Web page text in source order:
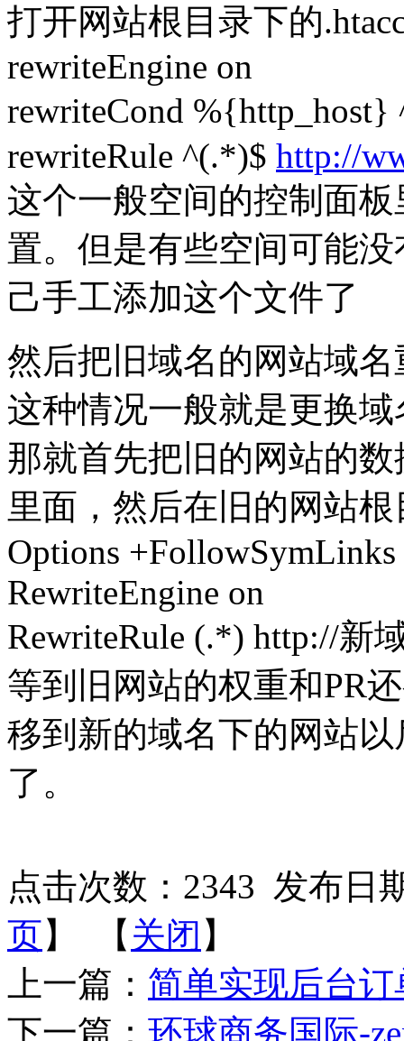
打开网站根目录下的
rewriteEngine on
rewriteCond
rewriteRule ^(.*)$ http://
这个一般空间的控制面
置。但是有些空间可能
己手工添加这个文件了
然后把旧域名的网站域
这种情况一般就是更换
那就首先把旧的网站的
里面，然后在旧的网站根
Options +FollowSymLinks
RewriteEngine on
RewriteRule (.*) http://新
等到旧网站的权重和PR
移到新的域名下的网站
了。
点击次数： 2343 发布日
页】 【 关闭 】
上一篇： 简单实现后台
下一篇： 环球商务国际-